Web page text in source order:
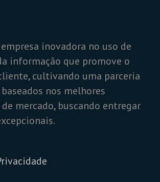
inovadora no uso de
informação que promove o
cultivando uma parceria
nos melhores
mercado, buscando entregar